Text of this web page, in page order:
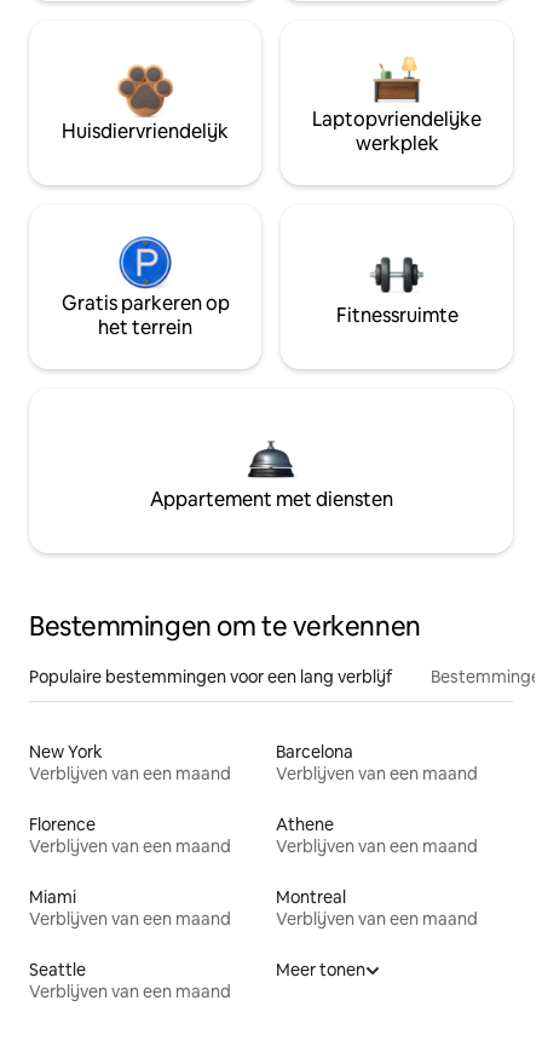
Huisdiervriendelijk
Laptopvriendelijke
werkplek
Gratis parkeren op
het terrein
Fitnessruimte
Appartement met diensten
Bestemmingen om te verkennen
Populaire bestemmingen voor een lang verblijf
New York
Verblijven van een maand
Barcelona
Verblijven van een maand
Florence
Verblijven van een maand
Athene
Verblijven van een maand
Miami
Verblijven van een maand
Montreal
Verblijven van een maand
Seattle
Verblijven van een maand
Meer tonen